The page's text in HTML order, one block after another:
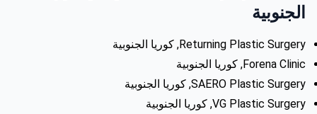
الجنوبية
Returning Plastic Surgery, كوريا الجنوبية
Forena Clinic, كوريا الجنوبية
SAERO Plastic Surgery, كوريا الجنوبية
VG Plastic Surgery, كوريا الجنوبية